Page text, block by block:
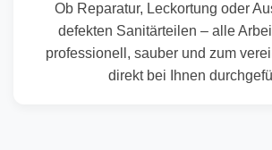
Ob Reparatur, Leckortung oder
defekten Sanitärteilen – alle
professionell, sauber und zum
direkt bei Ihnen